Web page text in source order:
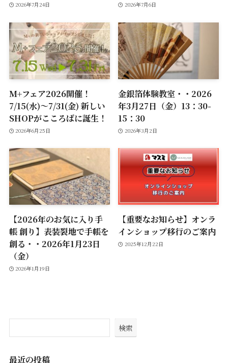
2026年7月24日 2026年7月6日
M+フェア2026開催！
7/15(水)～7/31(金) 新しい
SHOPがこころばに誕生！
2026年6月25日
金銀箔体験教室・・2026
年3月27日（金）13：30-
15：30
2026年3月2日
【2026年のお気に入り手
帳 創り】表装裂地で手帳を
創る・・2026年1月23日
（金）
2026年1月19日
【重要なお知らせ】オンラ
インショップ移行のご案内
2025年12月22日
検索
最近の投稿